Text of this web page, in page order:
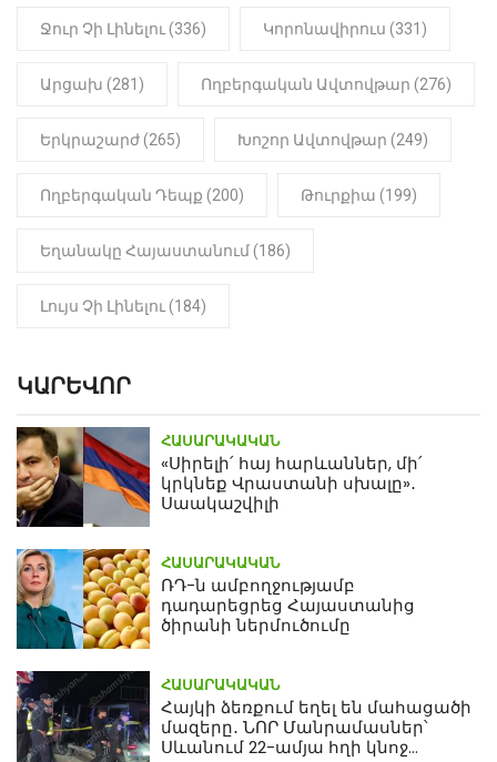
մարմինը
Ջուր Չի Լինելու (336) Կորոնավիրուս (331)
Արցախ (281) Ողբերգական Ավտովթար (276)
Երկրաշարժ (265) Խոշոր Ավտովթար (249)
Ողբերգական Դեպք (200) Թուրքիա (199)
Եղանակը Հայաստանում (186)
Լույս Չի Լինելու (184)
ԿԱՐԵՎՈՐ
ՀԱՍԱՐԱԿԱԿԱՆ
«Սիրելի՛ հայ հարևաններ, մի՛
կրկնեք Վրաստանի սխալը»․
Սաակաշվիլի
ՀԱՍԱՐԱԿԱԿԱՆ
ՌԴ-ն ամբողջությամբ
դադարեցրեց Հայաստանից
ծիրանի ներմուծումը
ՀԱՍԱՐԱԿԱԿԱՆ
Հայկի ձեռքում եղել են մահացածի
մազերը․ ՆՈՐ Մանրամասներ՝
Սևանում 22-ամյա հղի կնոջ